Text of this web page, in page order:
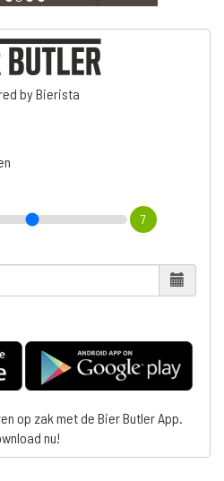
by Bierista
7
op zak met de Bier Butler App.
nu!